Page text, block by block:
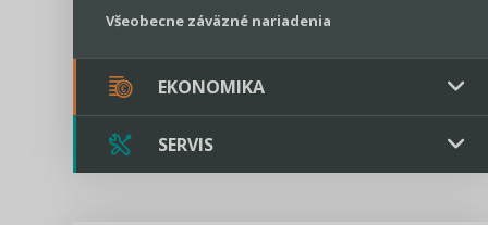
Všeobecne záväzné nariadenia
EKONOMIKA
Verejné obstarávanie
SERVIS